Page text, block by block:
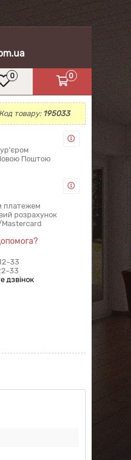
0 0
Код товару: 195033
Поштою
платежем
розрахунок
33
33
дзвінок